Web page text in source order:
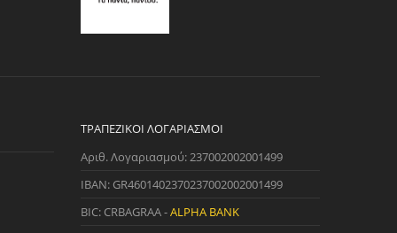
ΤΡΑΠΕΖΙΚΟΊ ΛΟΓΑΡΙΑΣΜΟΊ
Αριθ. Λογαριασμού: 237002002001499
IBAN: GR4601402370237002002001499
BIC: CRBAGRAA -ALPHA BANK